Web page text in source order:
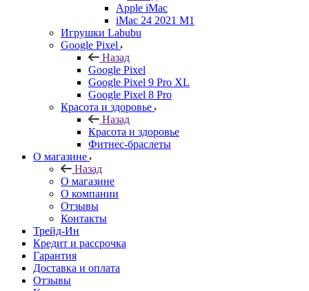
Apple iMac
iMac 24 2021 M1
Игрушки Labubu
Google Pixel
Назад
Google Pixel
Google Pixel 9 Pro XL
Google Pixel 8 Pro
Красота и здоровье
Назад
Красота и здоровье
Фитнес-браслеты
О магазине
Назад
О магазине
О компании
Отзывы
Контакты
Трейд-Ин
Кредит и рассрочка
Гарантия
Доставка и оплата
Отзывы